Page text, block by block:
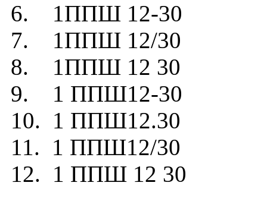
6. 1ППШ 12-30
7. 1ППШ 12/30
8. 1ППШ 12 30
9. 1 ППШ12-30
10. 1 ППШ12.30
11. 1 ППШ12/30
12. 1 ППШ 12 30